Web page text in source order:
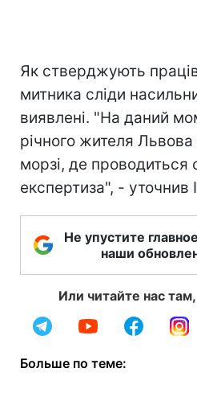
Як стверджують
митника сліди
виявлені. "На даний
річного жителя
морзі, де
експертиза", - уточнив
Не упустите
наши
Или читайте нас
Больше по теме: